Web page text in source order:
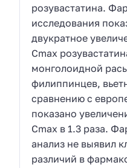
розувастатина.
исследования
двукратное
Сmах
монголоидной
филиппинцев,
сравнению с
показано
Сmах в 1.3 раза.
анализ не выявил
различий в